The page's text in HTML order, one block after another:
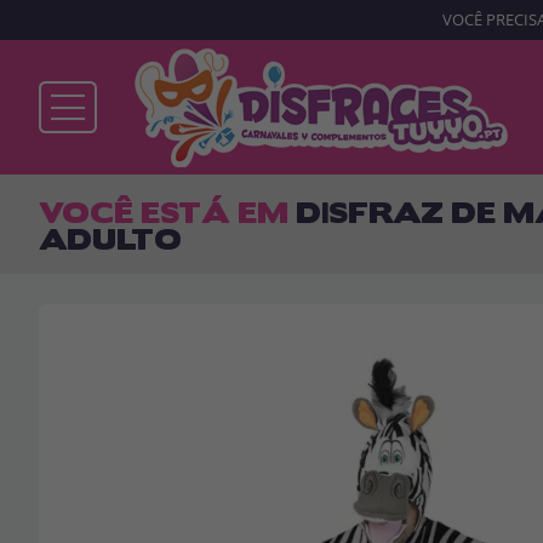
Já sou cliente
VOCÊ
VOCÊ ESTÁ EM DISFRAZ DE
ADULTO